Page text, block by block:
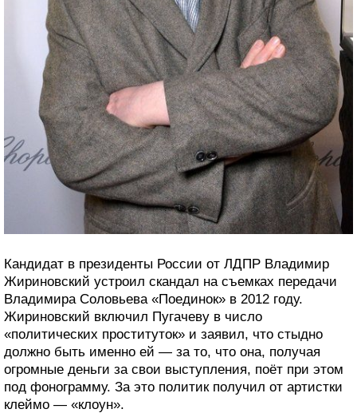
Кандидат в президенты России от ЛДПР Владимир
Жириновский устроил скандал на съемках передачи
Владимира Соловьева «Поединок» в 2012 году.
Жириновский включил Пугачеву в число
«политических проституток» и заявил, что стыдно
должно быть именно ей — за то, что она, получая
огромные деньги за свои выступления, поёт при этом
под фонограмму. За это политик получил от артистки
клеймо — «клоун».